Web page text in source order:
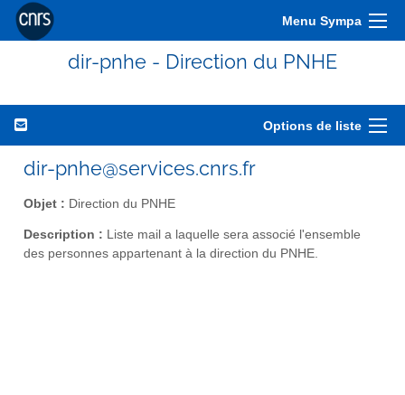
Menu Sympa
dir-pnhe - Direction du PNHE
Options de liste
dir-pnhe@services.cnrs.fr
Objet : Direction du PNHE
Description : Liste mail a laquelle sera associé l'ensemble
des personnes appartenant à la direction du PNHE.